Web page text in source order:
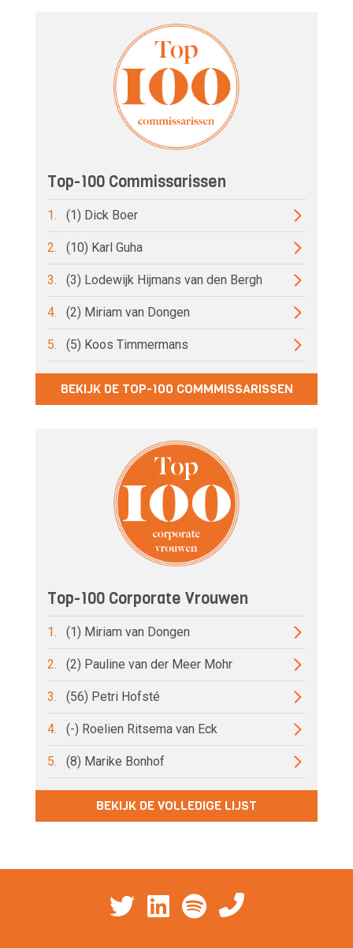
Top-100 Commissarissen
1. (1) Dick Boer
2. (10) Karl Guha
3. (3) Lodewijk Hijmans van den Bergh
4. (2) Miriam van Dongen
5. (5) Koos Timmermans
BEKIJK DE TOP-100 COMMMISSARISSEN
Top-100 Corporate Vrouwen
1. (1) Miriam van Dongen
2. (2) Pauline van der Meer Mohr
3. (56) Petri Hofsté
4. (-) Roelien Ritsema van Eck
5. (8) Marike Bonhof
BEKIJK DE VOLLEDIGE LIJST